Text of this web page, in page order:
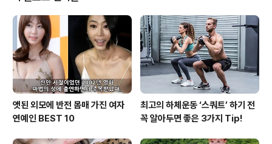
잘 증명하고 있는 부분도 있다. 겨울과 봄을 지나, 초여름으
로 가는 문턱에서 지금까지의 느낀 점을 오너로서 가감없
이 정리해보겠다. 고급스러운 인테리어를 원하지는 않았
다. 차량 가격 마지노선을 5천만원으로 정했기 때문에 그
안에서 할 수 있는 최상의..
앳된 외모에 반전 몸매 가진 여자
연예인 BEST 10
최고의 하체운동 ‘스쿼트’ 하기 전
꼭 알아두면 좋은 3가지 Tip!